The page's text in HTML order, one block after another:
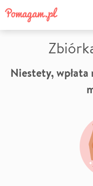
Niestety,